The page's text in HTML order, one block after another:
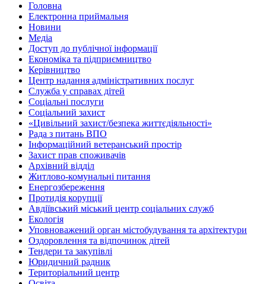
Головна
Електронна приймальня
Новини
Медіа
Доступ до публічної інформації
Економіка та підприємництво
Керівництво
Центр надання адміністративних послуг
Служба у справах дітей
Соціальні послуги
Соціальний захист
«Цивільний захист/безпека життєдіяльності»
Рада з питань ВПО
Інформаційний ветеранський простір
Захист прав споживачів
Архівний відділ
Житлово-комунальні питання
Енергозбереження
Протидія корупції
Авдіївський міський центр соціальних служб
Екологія
Уповноважений орган містобудування та архітектури
Оздоровлення та відпочинок дітей
Тендери та закупівлі
Юридичний радник
Територіальний центр